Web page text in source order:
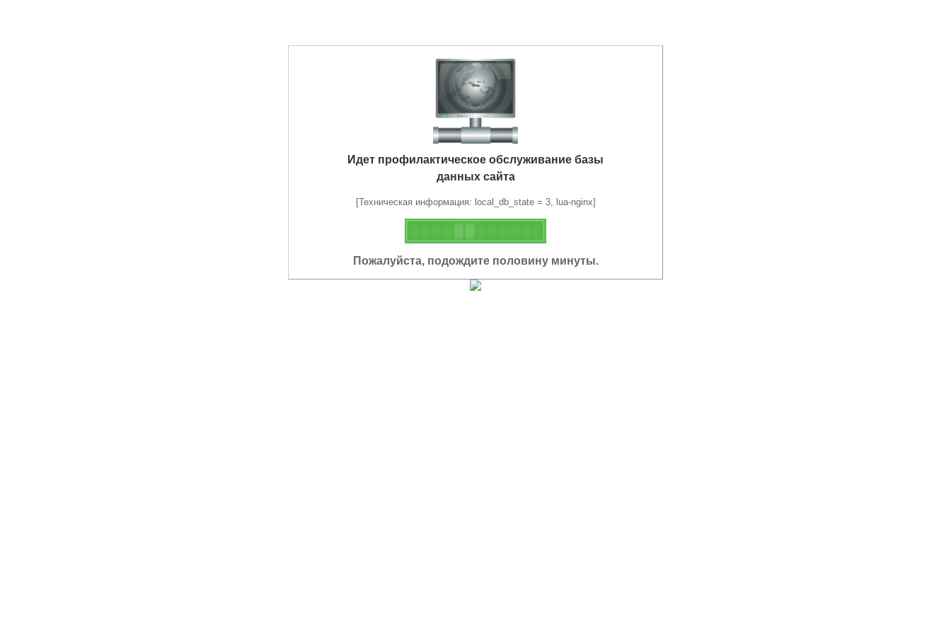
Идет профилактическое обслуживание базы
данных сайта
[Техническая информация: local_db_state = 3, lua-nginx]
Пожалуйста, подождите половину минуты.